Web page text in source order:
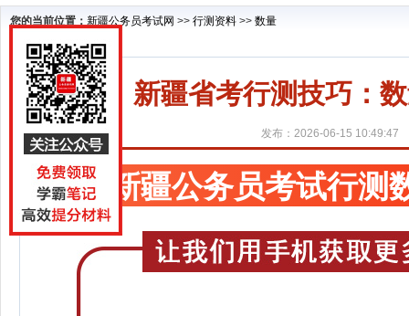
您的当前位置： 新疆公务员考试网 >> 行测资料 >> 数量
新疆省考行测技巧：
发布：2026-06-15 10:49:47
新疆公务员考试行测